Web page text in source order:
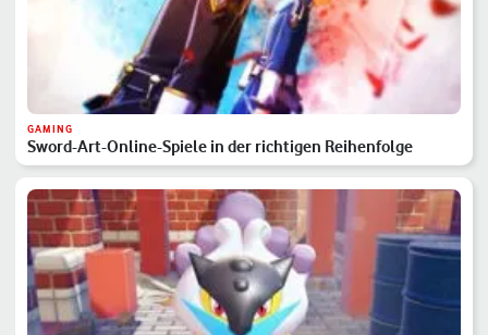
GAMING
Sword-Art-Online-Spiele in der richtigen Reihenfolge